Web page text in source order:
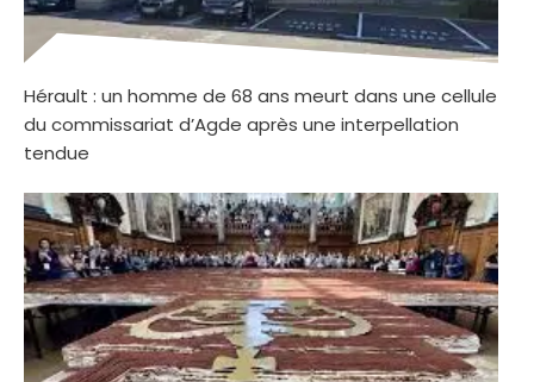
Hérault : un homme de 68 ans meurt dans une cellule
du commissariat d’Agde après une interpellation
tendue